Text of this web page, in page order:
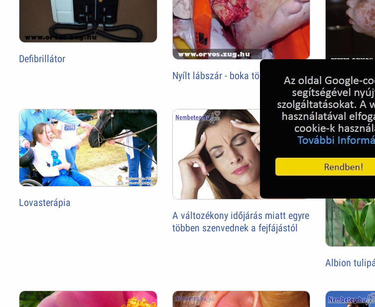
Defibrillátor
Nyílt lábszár - boka törés
Rózsahimlõ
Lovasterápia
A változékony időjárás miatt egyre
többen szenvednek a fejfájástól
Albion